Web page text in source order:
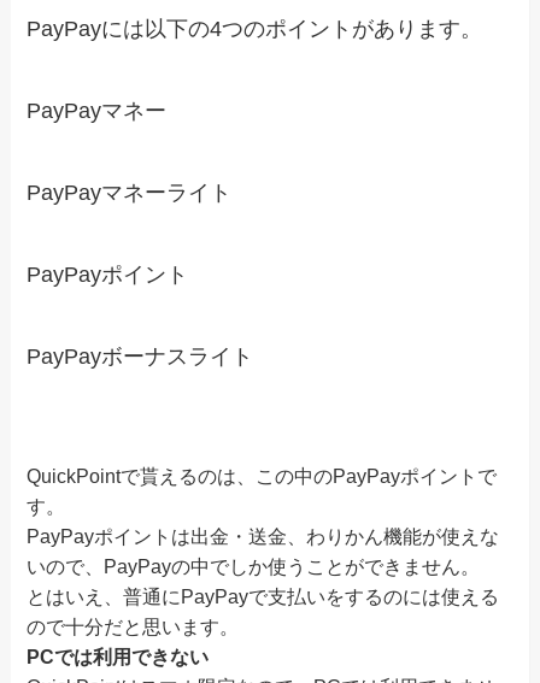
PayPayには以下の4つのポイントがあります。
PayPayマネー
PayPayマネーライト
PayPayポイント
PayPayボーナスライト
QuickPointで貰えるのは、この中のPayPayポイントで
す。
PayPayポイントは出金・送金、わりかん機能が使えな
いので、PayPayの中でしか使うことができません。
とはいえ、普通にPayPayで支払いをするのには使える
ので十分だと思います。
PCでは利用できない